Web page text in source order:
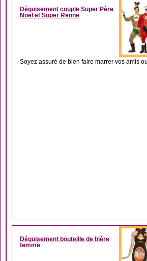
Déguisement couple Super Père
Noël et Super Renne
Soyez assuré de bien faire marrer vos amis
Déguisement bouteille de bière
femme